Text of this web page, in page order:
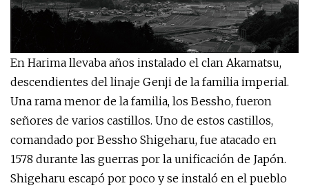
En Harima llevaba años instalado el clan Akamatsu,
descendientes del linaje Genji de la familia imperial.
Una rama menor de la familia, los Bessho, fueron
señores de varios castillos. Uno de estos castillos,
comandado por Bessho Shigeharu, fue atacado en
1578 durante las guerras por la unificación de Japón.
Shigeharu escapó por poco y se instaló en el pueblo